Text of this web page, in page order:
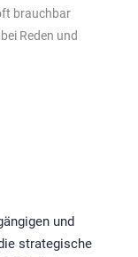
brauchbar
Reden und
und
strategische